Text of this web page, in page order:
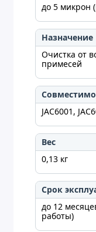
до 5 микрон
Назначение
Очистка от
примесей
JAC6001,
Вес
0,13 кг
Срок
до 12
работы)